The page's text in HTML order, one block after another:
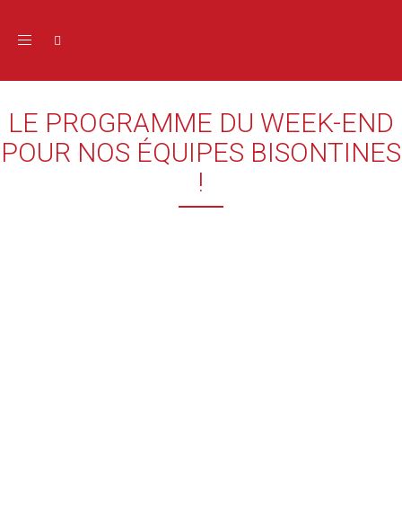
Toggle navigation
LE PROGRAMME DU WEEK-END
POUR NOS ÉQUIPES BISONTINES
!